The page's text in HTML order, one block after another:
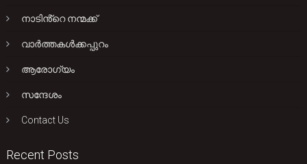
നാടിൻ്റെ നന്മക്ക്
വാർത്തകൾക്കപ്പുറം
ആരോഗ്യം
സന്ദേശം
Contact Us
Recent Posts